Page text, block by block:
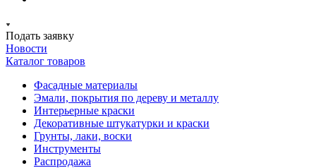
Подать заявку
Новости
Каталог товаров
Фасадные материалы
Эмали, покрытия по дереву и металлу
Интерьерные краски
Декоративные штукатурки и краски
Грунты, лаки, воски
Инструменты
Распродажа